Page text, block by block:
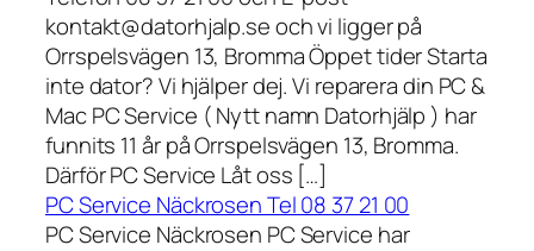
kontakt@datorhjalp.se och vi ligger på
Orrspelsvägen 13, Bromma Öppet tider Starta
inte dator? Vi hjälper dej. Vi reparera din PC &
Mac PC Service ( Nytt namn Datorhjälp ) har
funnits 11 år på Orrspelsvägen 13, Bromma.
Därför PC Service Låt oss […]
PC Service Näckrosen Tel 08 37 21 00
PC Service Näckrosen PC Service har